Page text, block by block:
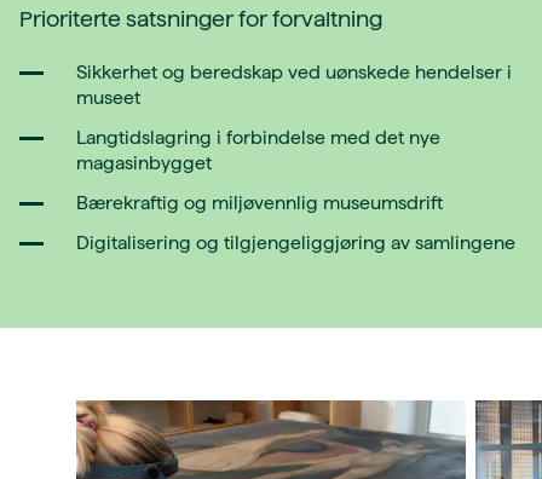
Prioriterte satsninger for forvaltning
Sikkerhet og beredskap ved uønskede hendelser i
museet
Langtidslagring i forbindelse med det nye
magasinbygget
Bærekraftig og miljøvennlig museumsdrift
Digitalisering og tilgjengeliggjøring av samlingene